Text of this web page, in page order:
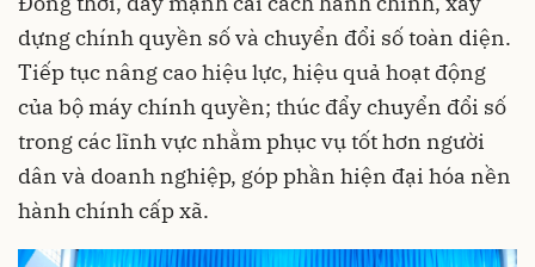
dựng chính quyền số và chuyển đổi số toàn diện.
Tiếp tục nâng cao hiệu lực, hiệu quả hoạt động
của bộ máy chính quyền; thúc đẩy chuyển đổi số
trong các lĩnh vực nhằm phục vụ tốt hơn người
dân và doanh nghiệp, góp phần hiện đại hóa nền
hành chính cấp xã.